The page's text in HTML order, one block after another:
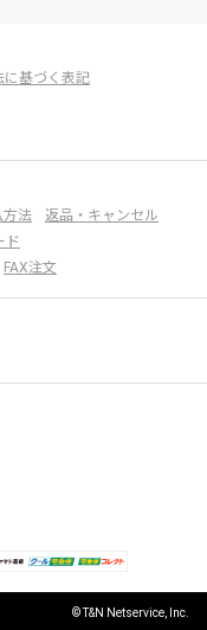
に基づく表記
方法
返品・キャンセル
ド
FAX注文
© T&N Netservice, Inc.